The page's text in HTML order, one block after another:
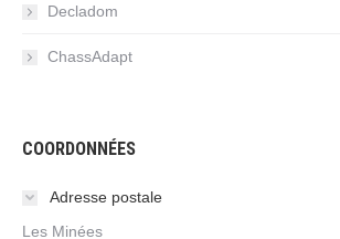
Decladom
ChassAdapt
COORDONNÉES
Adresse postale
Les Minées